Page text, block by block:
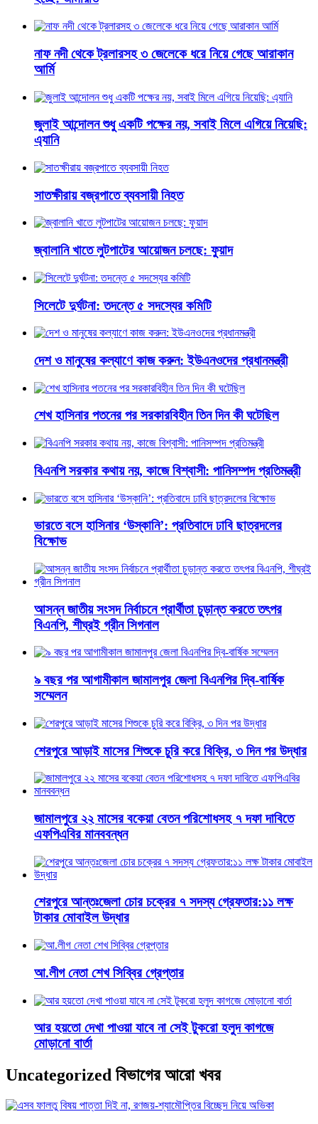
নাফ নদী থেকে ট্রলারসহ ৩ জেলেকে ধরে নিয়ে গেছে আরাকান
আর্মি
জুলাই আন্দোলন শুধু একটি পক্ষের নয়, সবাই মিলে এগিয়ে নিয়েছি:
এ্যানি
সাতক্ষীরায় বজ্রপাতে ব্যবসায়ী নিহত
জ্বালানি খাতে লুটপাটের আয়োজন চলছে: ফুয়াদ
সিলেটে দুর্ঘটনা: তদন্তে ৫ সদস্যের কমিটি
দেশ ও মানুষের কল্যাণে কাজ করুন: ইউএনওদের প্রধানমন্ত্রী
শেখ হাসিনার পতনের পর সরকারবিহীন তিন দিন কী ঘটেছিল
বিএনপি সরকার কথায় নয়, কাজে বিশ্বাসী: পানিসম্পদ প্রতিমন্ত্রী
ভারতে বসে হাসিনার ‘উস্কানি’: প্রতিবাদে ঢাবি ছাত্রদলের
বিক্ষোভ
আসন্ন জাতীয় সংসদ নির্বাচনে প্রার্থীতা চুড়ান্ত করতে তৎপর
বিএনপি, শীঘ্রই গ্রীন সিগনাল
৯ বছর পর আগামীকাল জামালপুর জেলা বিএনপির দ্বি-বার্ষিক
সম্মেলন
শেরপুরে আড়াই মাসের শিশুকে চুরি করে বিক্রি, ৩ দিন পর উদ্ধার
জামালপুরে ২২ মাসের বকেয়া বেতন পরিশোধসহ ৭ দফা দাবিতে
এফপিএবির মানববন্ধন
শেরপুরে আন্তঃজেলা চোর চক্রের ৭ সদস্য গ্রেফতার:১১ লক্ষ
টাকার মোবাইল উদ্ধার
আ.লীগ নেতা শেখ সিব্বির গ্রেপ্তার
আর হয়তো দেখা পাওয়া যাবে না সেই টুকরো হলুদ কাগজে
মোড়ানো বার্তা
Uncategorized বিভাগের আরো খবর